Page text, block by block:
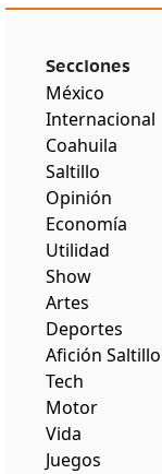
Secciones
México
Internacional
Coahuila
Saltillo
Opinión
Economía
Utilidad
Show
Artes
Deportes
Afición Saltillo
Tech
Motor
Vida
Juegos